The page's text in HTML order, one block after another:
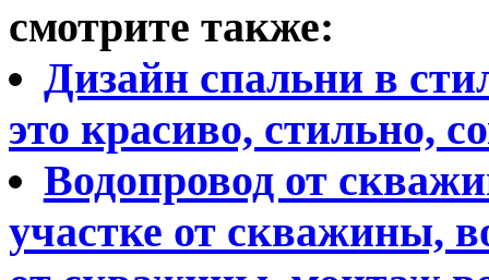
смотрите также:
Дизайн спальни в
это красиво, стильно,
Водопровод от
участке от скважины,